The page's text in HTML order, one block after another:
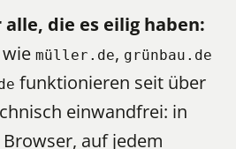
die es eilig haben:
müller.de, grünbau.de
funktionieren seit über
einwandfrei: in
auf jedem